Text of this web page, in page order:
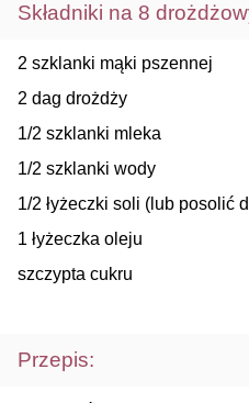
Składniki na 8
2 szklanki mąki pszennej
2 dag drożdży
1/2 szklanki mleka
1/2 szklanki wody
1/2 łyżeczki soli (lub posolić
1 łyżeczka oleju
szczypta cukru
Przepis: